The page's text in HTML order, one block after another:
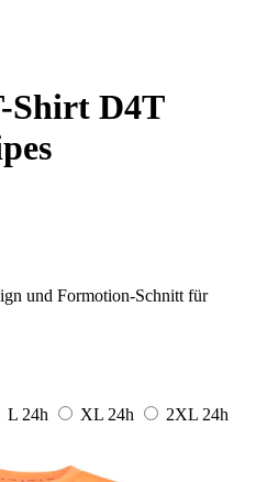
Shirt D4T
und Formotion-Schnitt für
L 24h XL 24h 2XL 24h